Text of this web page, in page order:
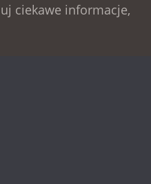
ciekawe informacje,